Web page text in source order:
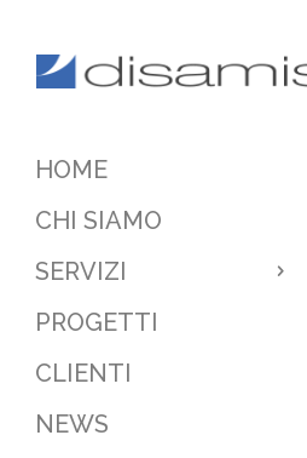
HOME
CHI SIAMO
SERVIZI
PROGETTI
CLIENTI
NEWS